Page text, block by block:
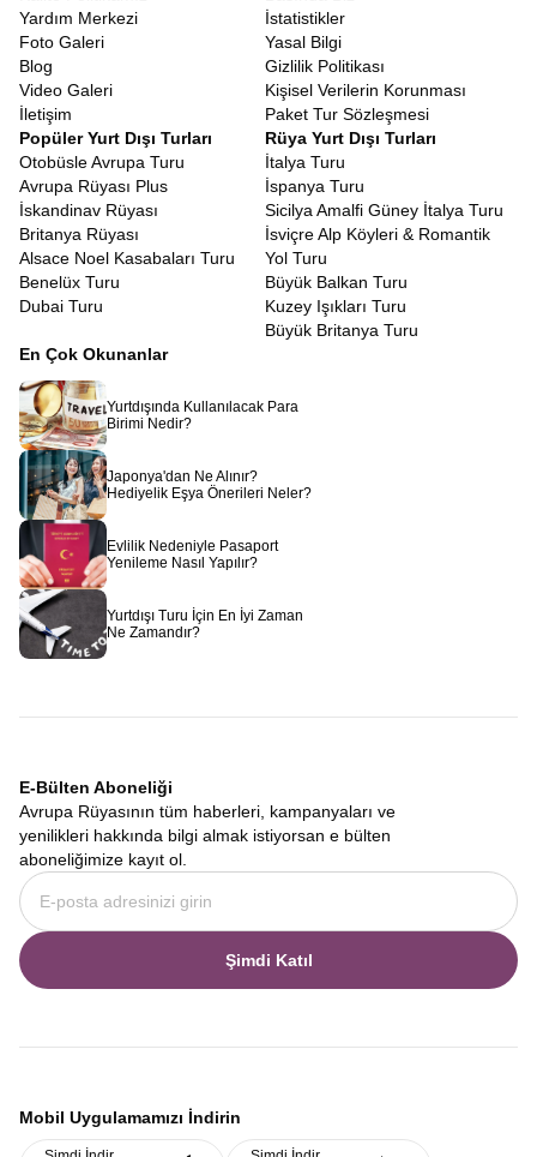
Yardım Merkezi
Foto Galeri
Blog
Video Galeri
İletişim
İstatistikler
Yasal Bilgi
Gizlilik Politikası
Kişisel Verilerin Korunması
Paket Tur Sözleşmesi
Popüler Yurt Dışı Turları
Otobüsle Avrupa Turu
Avrupa Rüyası Plus
İskandinav Rüyası
Britanya Rüyası
Alsace Noel Kasabaları Turu
Benelüx Turu
Dubai Turu
Rüya Yurt Dışı Turları
İtalya Turu
İspanya Turu
Sicilya Amalfi Güney İtalya Turu
İsviçre Alp Köyleri & Romantik
Yol Turu
Büyük Balkan Turu
Kuzey Işıkları Turu
Büyük Britanya Turu
En Çok Okunanlar
Yurtdışında Kullanılacak Para
Birimi Nedir?
Japonya'dan Ne Alınır?
Hediyelik Eşya Önerileri Neler?
Evlilik Nedeniyle Pasaport
Yenileme Nasıl Yapılır?
Yurtdışı Turu İçin En İyi Zaman
Ne Zamandır?
E-Bülten Aboneliği
Avrupa Rüyasının tüm haberleri, kampanyaları ve
yenilikleri hakkında bilgi almak istiyorsan e bülten
aboneliğimize kayıt ol.
Şimdi Katıl
Mobil Uygulamamızı İndirin